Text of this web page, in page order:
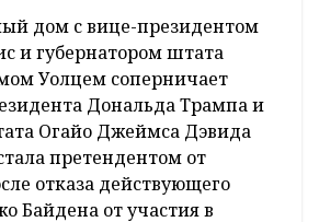
счету всеобщие выборы
во вторник. Помимо
президента,
избрать 33
членов Палаты
губернаторов 11 штатов и
а также местные органы
сообщаетБЕЛТАсо ссылкой